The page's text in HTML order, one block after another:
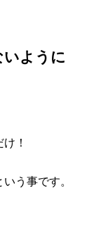
ように
！
う事です。